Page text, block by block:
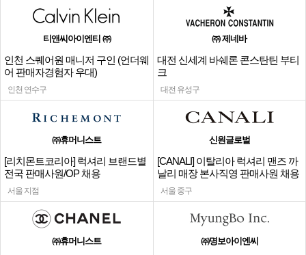
티앤씨아이엔티 ㈜
인천 스퀘어원 매니저 구인 (언더웨
어 판매자경험자 우대)
인천 연수구
㈜ 제네바
대전 신세계 바쉐론 콘스탄틴 부티
크
대전 유성구
㈜휴머니스트
[리치몬트코리아] 럭셔리 브랜드별
전국 판매사원/OP 채용
서울 지점
신원글로벌
[CANALI] 이탈리아 럭셔리 맨즈 까
날리 매장 본사직영 판매사원 채용
서울 중구
㈜휴머니스트 ㈜명보아이엔씨